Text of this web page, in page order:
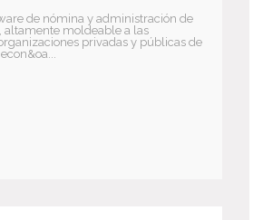
de nómina y administración de
altamente moldeable a las
privadas y públicas de